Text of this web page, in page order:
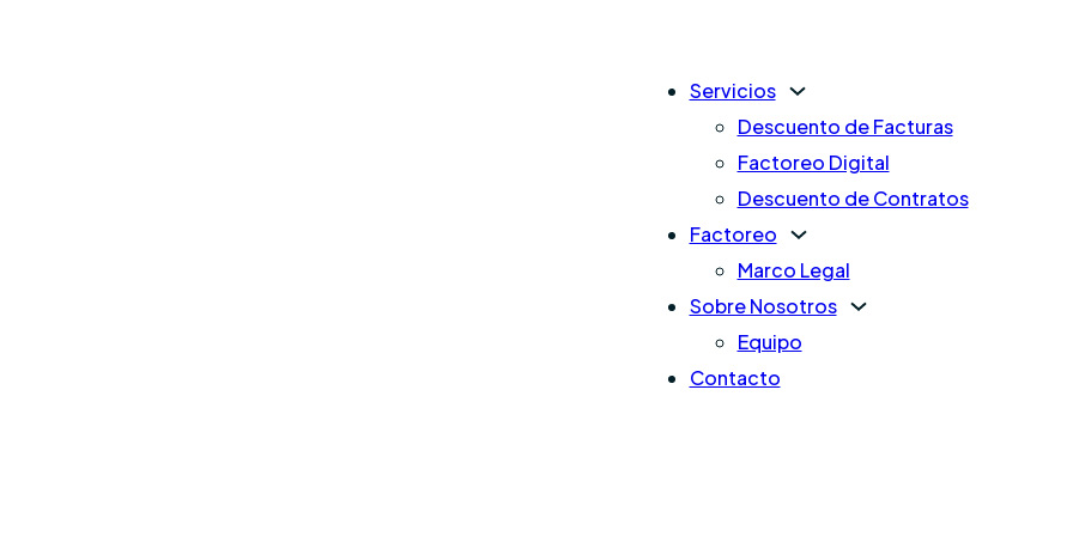
Servicios
Descuento de Facturas
Factoreo Digital
Descuento de Contratos
Factoreo
Marco Legal
Sobre Nosotros
Equipo
Contacto